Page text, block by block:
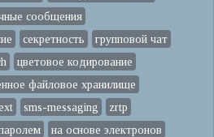
сообщения
секретность
групповой чат
цветовое кодирование
файловое хранилище
sms-messaging
zrtp
на основе электронов